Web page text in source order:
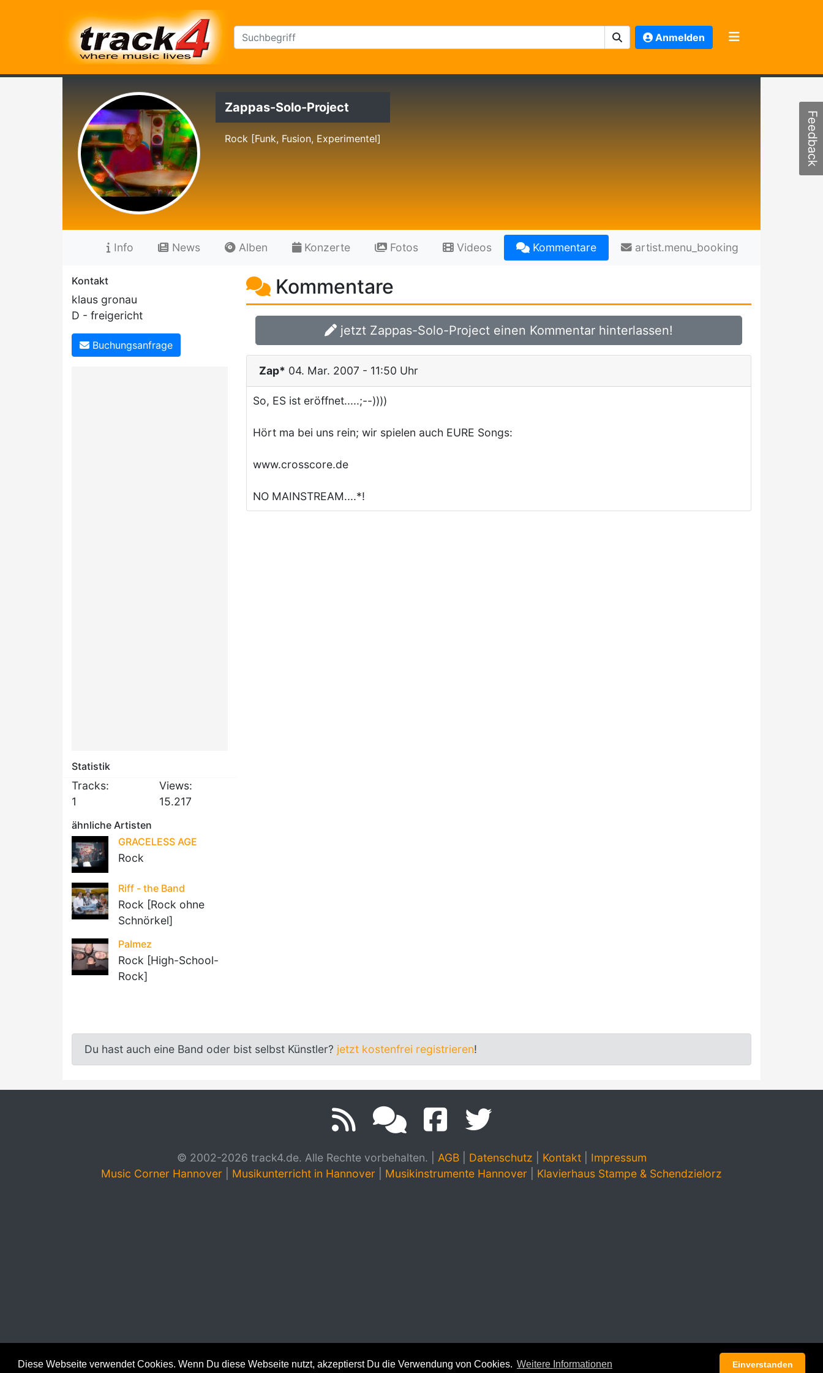
Diese Webseite verwendet Cookies. Wenn Du diese Webseite nutzt, akzeptierst Du die Verwendung von Cookies. Weitere Informationen Einverstanden
Anmelden
Zappas-Solo-Project
Rock [Funk, Fusion, Experimentel]
Info News Alben Konzerte Fotos Videos Kommentare artist.menu_booking
Kontakt
klaus gronau
D - freigericht
Buchungsanfrage
Statistik
Tracks:
1
Views:
15.217
ähnliche Artisten
GRACELESS AGE
Rock
Riff - the Band
Rock [Rock ohne
Schnörkel]
Palmez
Rock [High-School-
Rock]
Kommentare
jetzt Zappas-Solo-Project einen Kommentar hinterlassen!
Zap* 04. Mar. 2007 - 11:50 Uhr
So, ES ist eröffnet.....;--))))
Hört ma bei uns rein; wir spielen auch EURE Songs:
www.crosscore.de
NO MAINSTREAM....*!
Du hast auch eine Band oder bist selbst Künstler? jetzt kostenfrei registrieren!
© 2002-2026 track4.de. Alle Rechte vorbehalten. AGB| Datenschutz Kontakt| Impressum
Music Corner Hannover
Musikunterricht in Hannover Musikinstrumente Hannover Klavierhaus Stampe & Schendzielorz
Feedback